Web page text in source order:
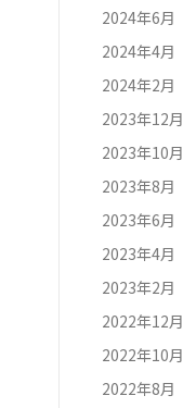
2024年6月
2024年4月
2024年2月
2023年12月
2023年10月
2023年8月
2023年6月
2023年4月
2023年2月
2022年12月
2022年10月
2022年8月